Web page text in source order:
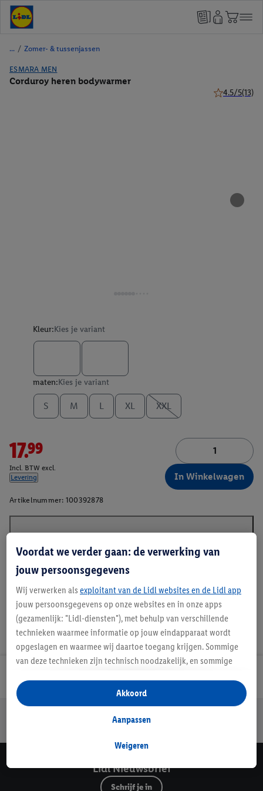
/ Zomer- & tussenjassen
ESMARA MEN
Corduroy heren bodywarmer
4.5/5(13)
Kleur:Kies je variant
maten:Kies je variant
S M L XL XXL
17.99
Incl. BTW excl.
Levering
In Winkelwagen
Artikelnummer: 100392878
Veilig winkelen
Lidl Nieuwsbrief
Schrijf je in
Voordat we verder gaan: de verwerking van
jouw persoonsgegevens
Wij verwerken als exploitant van de Lidl websites en de Lidl app
jouw persoonsgegevens op onze websites en in onze apps
(gezamenlijk: "Lidl-diensten"), met behulp van verschillende
technieken waarmee informatie op jouw eindapparaat wordt
opgeslagen en waarmee wij daartoe toegang krijgen. Sommige
van deze technieken zijn technisch noodzakelijk, en sommige
opslaan van voorkeursinstellingen, het verzamelen en
analyseren van statistieken of voor het tonen van
gepersonaliseerde reclame binnen en buiten de Lidl-diensten.
gegevens over jouw aankoopgedrag in de winkel ook voor de
Als je hier toestemming geeft aan ons voor het personaliseren
van reclame en als je vervolgens een Lidl Plus-account
Weigeren
Aanpassen
Akkoord